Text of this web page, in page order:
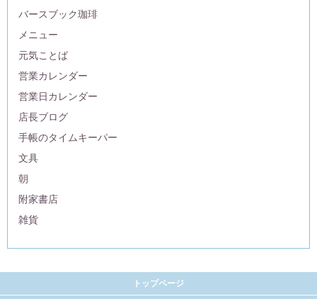
バースブック珈琲
メニュー
元気ことば
営業カレンダー
営業日カレンダー
店長ブログ
手帳のタイムキーパー
文具
朝
附家書店
雑貨
トップページ